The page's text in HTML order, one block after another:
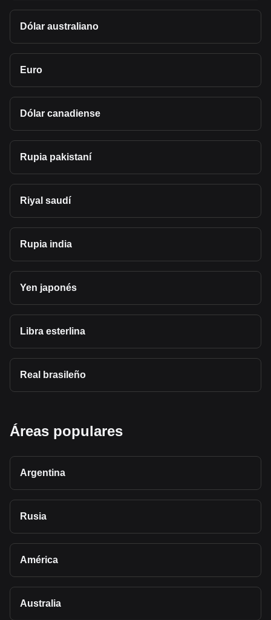
Dólar australiano
Euro
Dólar canadiense
Rupia pakistaní
Riyal saudí
Rupia india
Yen japonés
Libra esterlina
Real brasileño
Áreas populares
Argentina
Rusia
América
Australia